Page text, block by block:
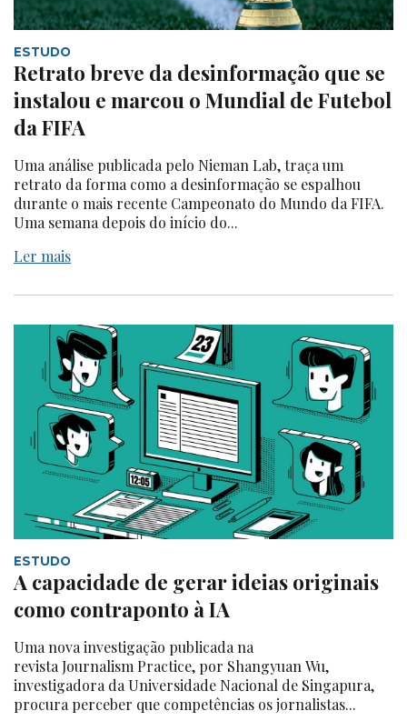
ESTUDO
Retrato breve da desinformação que se
instalou e marcou o Mundial de Futebol
da FIFA
Uma análise publicada pelo Nieman Lab, traça um
retrato da forma como a desinformação se espalhou
durante o mais recente Campeonato do Mundo da FIFA.
Uma semana depois do início do...
Ler mais
ESTUDO
A capacidade de gerar ideias originais
como contraponto à IA
Uma nova investigação publicada na
revista Journalism Practice, por Shangyuan Wu,
investigadora da Universidade Nacional de Singapura,
procura perceber que competências os jornalistas...